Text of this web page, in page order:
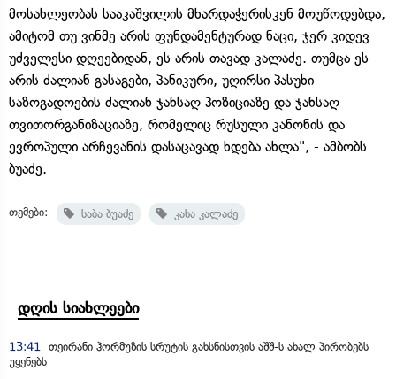
მოსახლეობას სააკაშვილის მხარდაჭერისკენ მოუწოდებდა,
ამიტომ თუ ვინმე არის ფუნდამენტურად ნაცი, ჯერ კიდევ
უძველესი დღეებიდან, ეს არის თავად კალაძე. თუმცა ეს
არის ძალიან გასაგები, პანიკური, უღირსი პასუხი
საზოგადოების ძალიან ჯანსაღ პოზიციაზე და ჯანსაღ
თვითორგანიზაციაზე, რომელიც რუსული კანონის და
ევროპული არჩევანის დასაცავად ხდება ახლა", - ამბობს
ბუაძე.
თემები: საბა ბუაძე კახა კალაძე
დღის სიახლეები
13:41
თეირანი ჰორმუზის სრუტის გახსნისთვის აშშ-ს ახალ პირობებს
უყენებს